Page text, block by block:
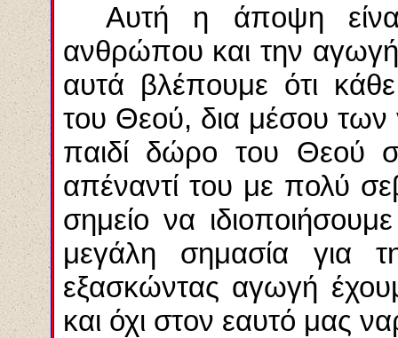
Αυτή η άποψη
ανθρώπου και την αγωγή
αυτά βλέπουμε ότι
του Θεού, δια μέσου
παιδί δώρο του Θεού
απέναντί του με πολύ
σημείο να ιδιοποιήσουμε
μεγάλη σημασία για
εξασκώντας αγωγή
και όχι στον εαυτό μας